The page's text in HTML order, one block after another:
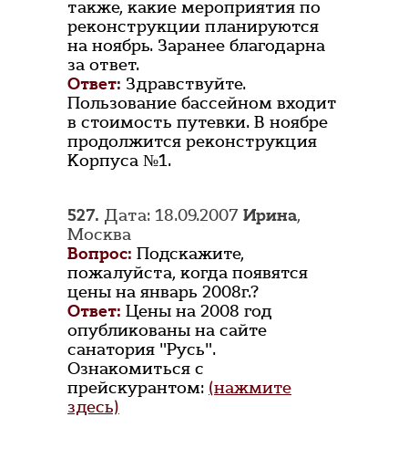
также, какие мероприятия по
реконструкции планируются
на ноябрь. Заранее благодарна
за ответ.
Ответ: Здравствуйте.
Пользование бассейном входит
в стоимость путевки. В ноябре
продолжится реконструкция
Корпуса №1.
527. Дата: 18.09.2007 Ирина,
Москва
Вопрос: Подскажите,
пожалуйста, когда появятся
цены на январь 2008г.?
Ответ: Цены на 2008 год
опубликованы на сайте
санатория "Русь".
Ознакомиться с
прейскурантом: (нажмите
здесь)